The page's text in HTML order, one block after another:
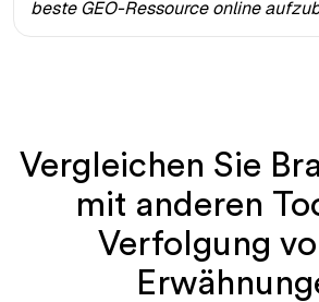
beste GEO-Ressource online
Vergleichen Sie
mit anderen
Verfolgung